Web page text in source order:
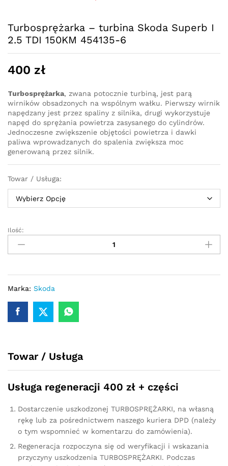
Turbosprężarka – turbina Skoda Superb I
2.5 TDI 150KM 454135-6
400 zł
Turbosprężarka, zwana potocznie turbiną, jest parą
wirników obsadzonych na wspólnym wałku. Pierwszy wirnik
napędzany jest przez spaliny z silnika, drugi wykorzystuje
napęd do sprężania powietrza zasysanego do cylindrów.
Jednoczesne zwiększenie objętości powietrza i dawki
paliwa wprowadzanych do spalenia zwiększa moc
generowaną przez silnik.
Towar / Usługa:
Turbosprężarka
turbina
Superb
I
TDI
150KM
quantity
Ilość:
Marka: Skoda
Towar / Usługa
Usługa regeneracji 400 zł + części
Dostarczenie uszkodzonej TURBOSPRĘŻARKI, na własną
rękę lub za pośrednictwem naszego kuriera DPD (należy
o tym wspomnieć w komentarzu do zamówienia).
Regeneracja rozpoczyna się od weryfikacji i wskazania
przyczyny uszkodzenia TURBOSPRĘŻARKI. Podczas